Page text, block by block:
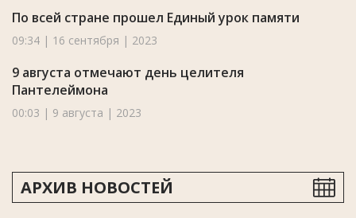
По всей стране прошел Единый урок памяти
09:34 | 16 сентября | 2023
9 августа отмечают день целителя
Пантелеймона
00:03 | 9 августа | 2023
АРХИВ НОВОСТЕЙ